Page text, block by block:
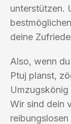
unterstützen.
bestmöglichen
deine
Also, wenn
Ptuj planst,
Umzugskönig
Wir sind dein